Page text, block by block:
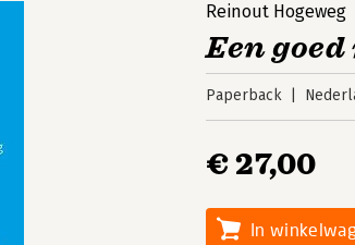
Reinout Hogeweg
Een
Paperback
€ 27,00
In